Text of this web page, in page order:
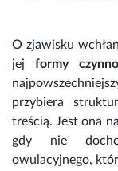
O zjawisku
jej formy
przybiera
treścią. Jest ona
gdy nie
owulacyjnego,